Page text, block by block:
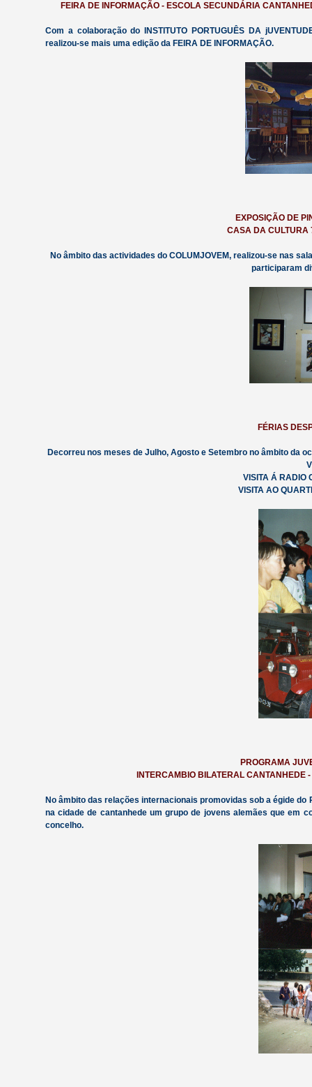
FEIRA DE INFORMAÇÃO - ESCOLA SECUNDÁRIA
Com a colaboração do INSTITUTO PORTUGUÊS DA
realizou-se mais uma edição da FEIRA DE INFORMAÇÃO.
EXPOSIÇÃO DE
CASA DA CULTURA
No âmbito das actividades do COLUMJOVEM, realizou-se nas
participaram
FÉRIAS
Decorreu nos meses de Julho, Agosto e Setembro no âmbito da
VISITA Á RADIO
VISITA AO QUARTEL
PROGRAMA
INTERCAMBIO BILATERAL CANTANHEDE
No âmbito das relações internacionais promovidas sob a égide do
na cidade de cantanhede um grupo de jovens alemães que em
concelho.